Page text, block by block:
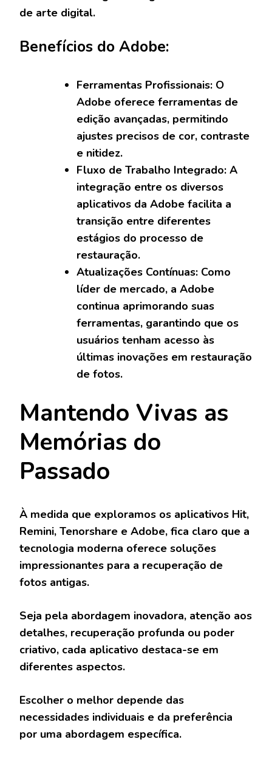
de arte digital.
Benefícios do Adobe:
Ferramentas Profissionais: O
Adobe oferece ferramentas de
edição avançadas, permitindo
ajustes precisos de cor, contraste
e nitidez.
Fluxo de Trabalho Integrado: A
integração entre os diversos
aplicativos da Adobe facilita a
transição entre diferentes
estágios do processo de
restauração.
Atualizações Contínuas: Como
líder de mercado, a Adobe
continua aprimorando suas
ferramentas, garantindo que os
usuários tenham acesso às
últimas inovações em restauração
de fotos.
Mantendo Vivas as
Memórias do
Passado
À medida que exploramos os aplicativos Hit,
Remini, Tenorshare e Adobe, fica claro que a
tecnologia moderna oferece soluções
impressionantes para a recuperação de
fotos antigas.
Seja pela abordagem inovadora, atenção aos
detalhes, recuperação profunda ou poder
criativo, cada aplicativo destaca-se em
diferentes aspectos.
Escolher o melhor depende das
necessidades individuais e da preferência
por uma abordagem específica.